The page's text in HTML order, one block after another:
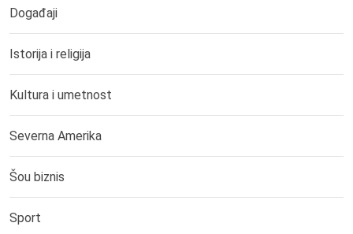
Događaji
Istorija i religija
Kultura i umetnost
Severna Amerika
Šou biznis
Sport